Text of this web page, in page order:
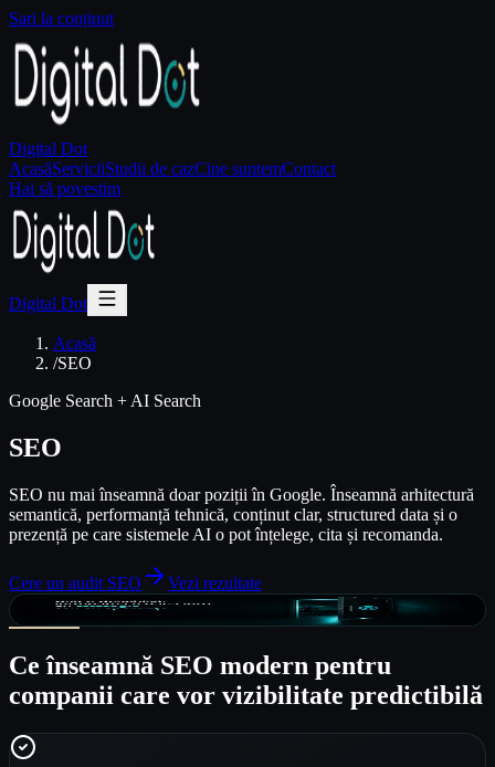
Sari la conținut
Digital Dot
AcasăServiciiStudii de cazCine suntemContact
Hai să povestim
Digital Dot
Acasă
/SEO
Google Search + AI Search
SEO
SEO nu mai înseamnă doar poziții în Google. Înseamnă arhitectură
semantică, performanță tehnică, conținut clar, structured data și o
prezență pe care sistemele AI o pot înțelege, cita și recomanda.
Cere un audit SEO Vezi rezultate
Ce înseamnă SEO modern pentru
companii care vor vizibilitate predictibilă